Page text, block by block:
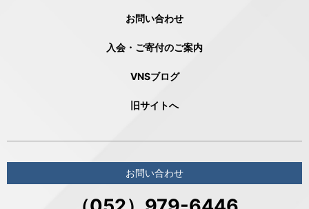
お問い合わせ
入会・ご寄付のご案内
VNSブログ
旧サイトへ
お問い合わせ